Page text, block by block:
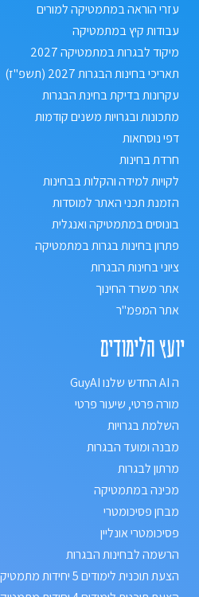
עזרי הוראה במתמטיקה למורים
עבודות קיץ במתמטיקה
מיקוד לבגרות במתמטיקה 2027
תאריכי בחינות הבגרות 2027 (תשפ"ז)
עקרונות בדיקת בחינת הבגרות
מתכונות ובגרויות משנים קודמות
דפי נוסחאות
חרדת בחינות
לקויות למידה והקלות בבחינות
הזמנת תכני האתר למוסדות
בונוסים במתמטיקה ואנגלית
פתרון בחינות בגרות במתמטיקה
ציוני בחינות הבגרות
אתר משרד החינוך
אתר המפמ"ר
יועץ הלימודים
ה AI החדש שלנו GuyAI
מורה פרטי, שיעור פרטי
השלמת בגרויות
מבנה ומועד הבגרות
מרתון לבגרות
מכינה במתמטיקה
מבחן פסיכומטרי
פסיכומטרי אונליין
הרשמה לבחינות הבגרות
הצעת תוכנית לימודים 5 יחידות מתמטיקה